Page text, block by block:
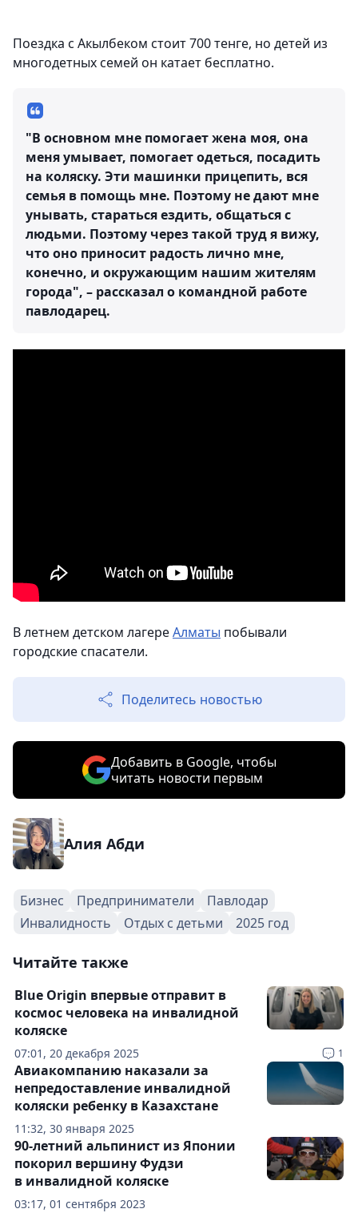
Поездка с Акылбеком стоит 700 тенге, но детей из
многодетных семей он катает бесплатно.
"В основном мне помогает жена моя, она
меня умывает, помогает одеться, посадить
на коляску. Эти машинки прицепить, вся
семья в помощь мне. Поэтому не дают мне
унывать, стараться ездить, общаться с
людьми. Поэтому через такой труд я вижу,
что оно приносит радость лично мне,
конечно, и окружающим нашим жителям
города", – рассказал о командной работе
павлодарец.
В летнем детском лагереАлматы побывали
городские спасатели.
Поделитесь новостью
Добавить в Google, чтобы
читать новости первым
Алия Абди
Бизнес Предприниматели
Павлодар
Инвалидность
Отдых с детьми 2025 год
Читайте также
07:01, 20 декабря 2025 1
Blue Origin впервые отправит в
космос человека на инвалидной
коляске
11:32, 30 января 2025
Авиакомпанию наказали за
непредоставление инвалидной
коляски ребенку в Казахстане
03:17, 01 сентября 2023
90-летний альпинист из Японии
покорил вершину Фудзи
в инвалидной коляске